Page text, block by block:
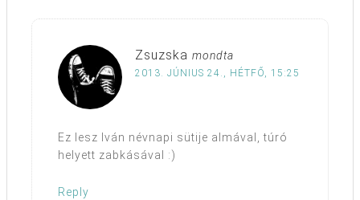
Zsuzska mondta
2013. JÚNIUS 24., HÉTFŐ, 15:25
Ez lesz Iván névnapi sütije almával, túró
helyett zabkásával :)
Reply